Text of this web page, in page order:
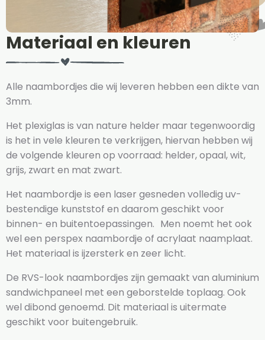
Materiaal en kleuren
Alle naambordjes die wij leveren hebben een dikte van
3mm.
Het plexiglas is van nature helder maar tegenwoordig
is het in vele kleuren te verkrijgen, hiervan hebben wij
de volgende kleuren op voorraad: helder, opaal, wit,
grijs, zwart en mat zwart.
Het naambordje is een laser gesneden volledig uv-
bestendige kunststof en daarom geschikt voor
binnen- en buitentoepassingen. Men noemt het ook
wel een perspex naambordje of acrylaat naamplaat.
Het materiaal is ijzersterk en zeer licht.
De RVS-look naambordjes zijn gemaakt van aluminium
sandwichpaneel met een geborstelde toplaag. Ook
wel dibond genoemd. Dit materiaal is uitermate
geschikt voor buitengebruik.